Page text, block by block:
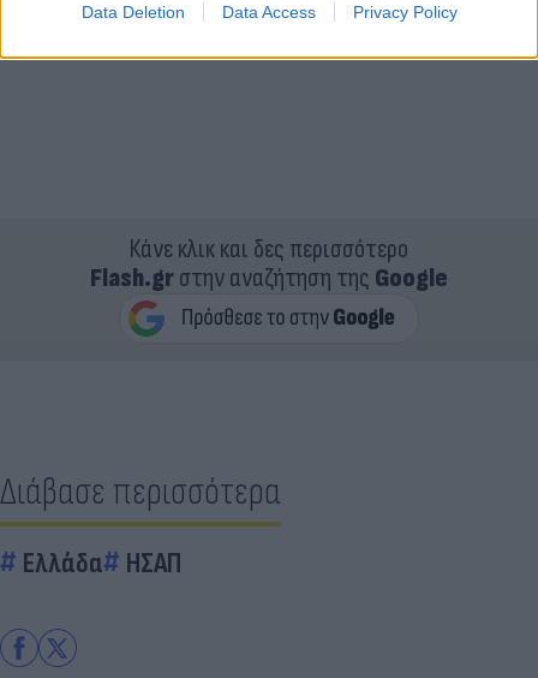
Data Deletion Data Access Privacy Policy
Κάνε κλικ και δες περισσότερο
Flash.grστην αναζήτηση της Google
Διάβασε περισσότερα
Ελλάδα ΗΣΑΠ